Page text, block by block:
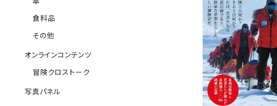
食料品
その他
オンラインコンテンツ
冒険クロストーク
写真パネル